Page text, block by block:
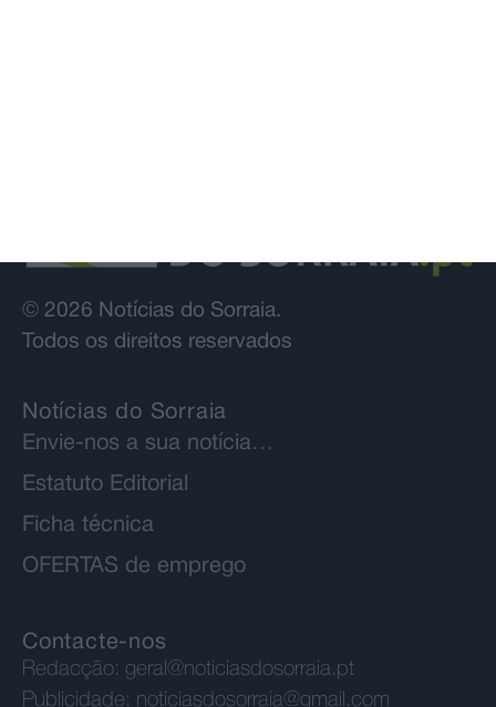
© 2026 Notícias do Sorraia.
Todos os direitos reservados
Notícias do Sorraia
Envie-nos a sua notícia…
Estatuto Editorial
Ficha técnica
OFERTAS de emprego
Contacte-nos
Redacção: geral@noticiasdosorraia.pt
Publicidade: noticiasdosorraia@gmail.com